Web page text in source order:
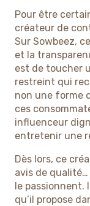
Pour être
créateur de
Sur Sowbeez,
et la
est de toucher
restreint qui
non une forme
ces
influenceur
entretenir une
Dès lors, ce
avis de
le passionnent.
qu’il propose